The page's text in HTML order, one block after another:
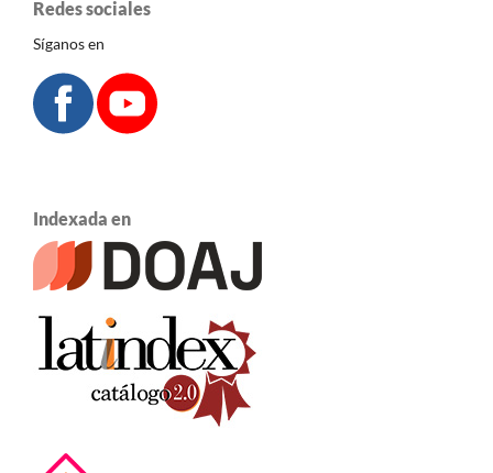
Redes sociales
Síganos en
Indexada en